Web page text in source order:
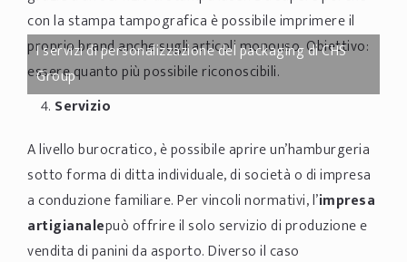
con la stampa tampografica è possibile imprimere il
proprio brand anche sugli articoli monouso. Obiettivo:
essere quanto più possibile riconoscibili.
I servizi di personalizzazione del packaging di CHS
Group
Servizio
A livello burocratico, è possibile aprire un’hamburgeria
sotto forma di ditta individuale, di società o di impresa
a conduzione familiare. Per vincoli normativi, l’impresa
artigianalepuò offrire il solo servizio di produzione e
vendita di panini da asporto. Diverso il caso